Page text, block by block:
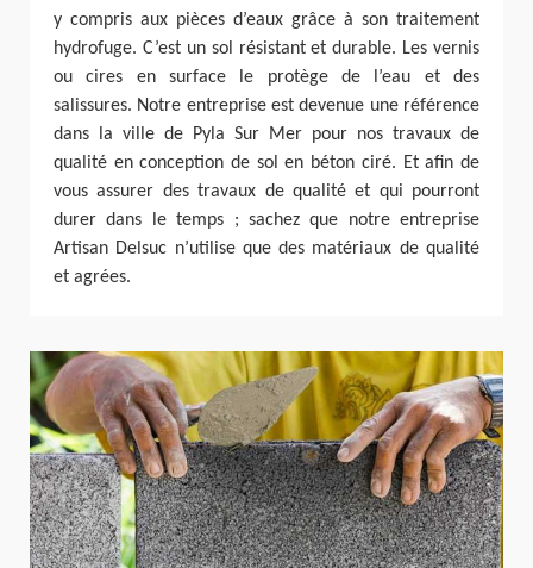
y compris aux pièces d’eaux grâce à son traitement
hydrofuge. C’est un sol résistant et durable. Les vernis
ou cires en surface le protège de l’eau et des
salissures. Notre entreprise est devenue une référence
dans la ville de Pyla Sur Mer pour nos travaux de
qualité en conception de sol en béton ciré. Et afin de
vous assurer des travaux de qualité et qui pourront
durer dans le temps ; sachez que notre entreprise
Artisan Delsuc n’utilise que des matériaux de qualité
et agrées.